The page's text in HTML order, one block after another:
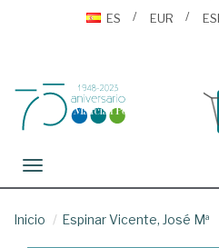
ES
EUR
Toggle navigation
Inicio Espinar Vicente, José Mª